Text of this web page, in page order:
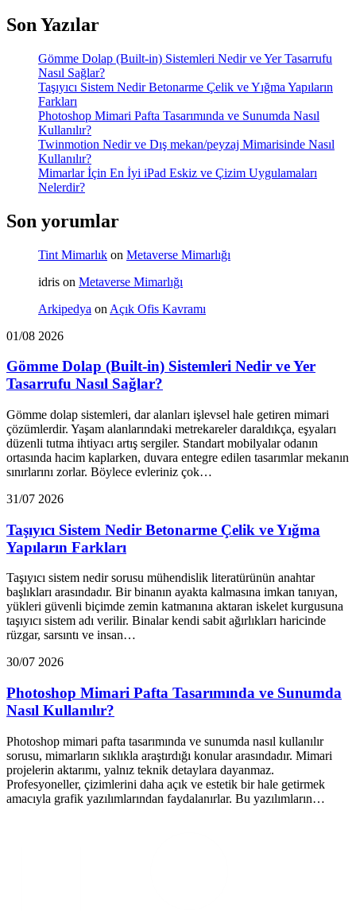
Son Yazılar
Gömme Dolap (Built-in) Sistemleri Nedir ve Yer Tasarrufu
Nasıl Sağlar?
Taşıyıcı Sistem Nedir Betonarme Çelik ve Yığma Yapıların
Farkları
Photoshop Mimari Pafta Tasarımında ve Sunumda Nasıl
Kullanılır?
Twinmotion Nedir ve Dış mekan/peyzaj Mimarisinde Nasıl
Kullanılır?
Mimarlar İçin En İyi iPad Eskiz ve Çizim Uygulamaları
Nelerdir?
Son yorumlar
Tint Mimarlık on Metaverse Mimarlığı
idris on Metaverse Mimarlığı
Arkipedya on Açık Ofis Kavramı
01/08 2026
Gömme Dolap (Built-in) Sistemleri Nedir ve Yer
Tasarrufu Nasıl Sağlar?
Gömme dolap sistemleri, dar alanları işlevsel hale getiren mimari
çözümlerdir. Yaşam alanlarındaki metrekareler daraldıkça, eşyaları
düzenli tutma ihtiyacı artış sergiler. Standart mobilyalar odanın
ortasında hacim kaplarken, duvara entegre edilen tasarımlar mekanın
sınırlarını zorlar. Böylece evleriniz çok…
31/07 2026
Taşıyıcı Sistem Nedir Betonarme Çelik ve Yığma
Yapıların Farkları
Taşıyıcı sistem nedir sorusu mühendislik literatürünün anahtar
başlıkları arasındadır. Bir binanın ayakta kalmasına imkan tanıyan,
yükleri güvenli biçimde zemin katmanına aktaran iskelet kurgusuna
taşıyıcı sistem adı verilir. Binalar kendi sabit ağırlıkları haricinde
rüzgar, sarsıntı ve insan…
30/07 2026
Photoshop Mimari Pafta Tasarımında ve Sunumda
Nasıl Kullanılır?
Photoshop mimari pafta tasarımında ve sunumda nasıl kullanılır
sorusu, mimarların sıklıkla araştırdığı konular arasındadır. Mimari
projelerin aktarımı, yalnız teknik detaylara dayanmaz.
Profesyoneller, çizimlerini daha açık ve estetik bir hale getirmek
amacıyla grafik yazılımlarından faydalanırlar. Bu yazılımların…